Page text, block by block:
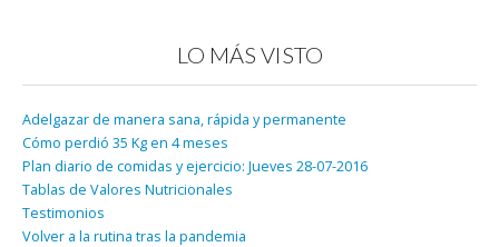
LO MÁS VISTO
Adelgazar de manera sana, rápida y permanente
Cómo perdió 35 Kg en 4 meses
Plan diario de comidas y ejercicio: Jueves 28-07-2016
Tablas de Valores Nutricionales
Testimonios
Volver a la rutina tras la pandemia